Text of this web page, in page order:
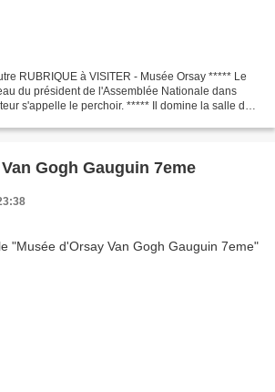
RUBRIQUE à VISITER - Musée Orsay ***** Le
du président de l'Assemblée Nationale dans
s'appelle le perchoir. ***** Il domine la salle des
Gogh Gauguin 7eme